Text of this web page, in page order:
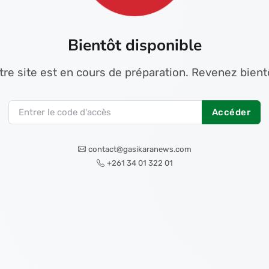
Bientôt disponible
site est en cours de préparation. Revenez
Accéder
contact@gasikaranews.com
+261 34 01 322 01